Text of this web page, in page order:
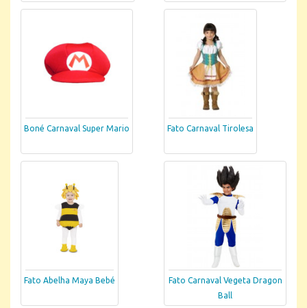
Boné Carnaval Super Mario Fato Carnaval Tirolesa
Fato Abelha Maya Bebé
Fato Carnaval Vegeta Dragon
Ball